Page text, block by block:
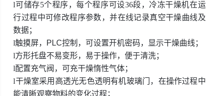
l可储存5个程序，每个程序可设36段，冷冻干燥机在运
行过程中可修改程序参数，并在线记录真空干燥曲线及
数据；
l触摸屏， PLC控制，可设置开机密码，显示干燥曲线；
l方形托盘不易变形，易于操作，便于清洗；
l配置充气阀，可充干燥惰性气体；
l干燥室采用高透光无色透明有机玻璃门，在操作过程中
能清晰观察物料的变化过程；